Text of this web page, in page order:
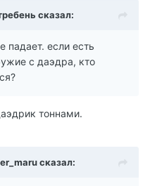
сказал:
падает. если есть
с даэдра, кто
тоннами.
сказал: